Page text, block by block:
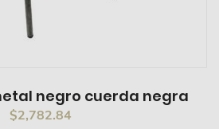
negro cuerda negra
$2,782.84